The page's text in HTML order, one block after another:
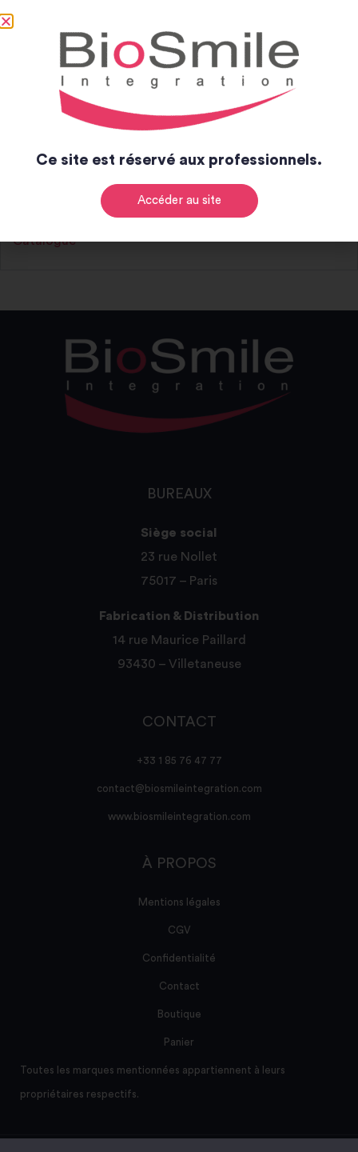
-
Ajouter au panier Alternative:
Catalogue
BUREAUX
Siège social
23 rue Nollet
75017 – Paris
Fabrication & Distribution
14 rue Maurice Paillard
93430 – Villetaneuse
CONTACT
+33 1 85 76 47 77
contact@biosmileintegration.com
www.biosmileintegration.com
À PROPOS
Mentions légales
CGV
Confidentialité
Contact
Boutique
Panier
Toutes les marques mentionnées appartiennent à leurs
propriétaires respectifs.
Ce site est réservé aux professionnels.
Accéder au site